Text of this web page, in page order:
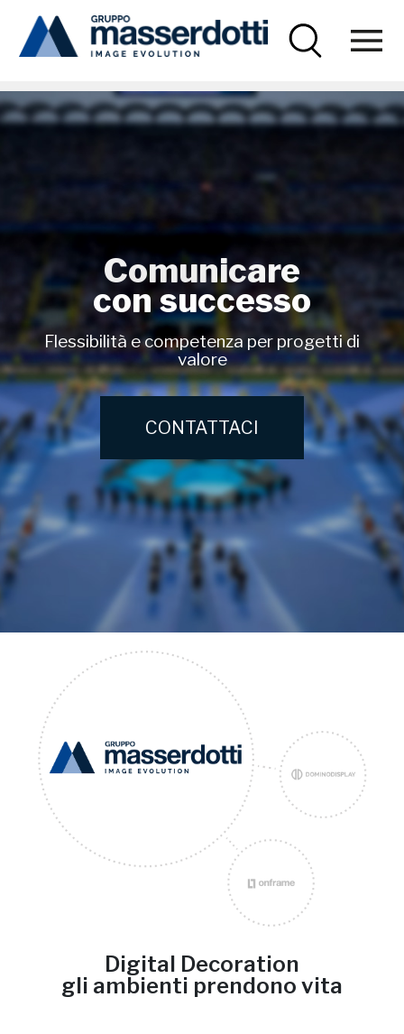
Comunicare
con successo
Flessibilità e competenza per progetti di
valore
CONTATTACI
Digital Decoration
gli ambienti prendono vita